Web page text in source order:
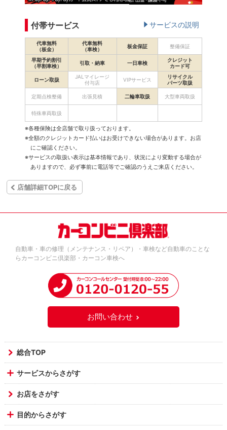
付帯サービス サービスの説明
代車無料
（板金）
代車無料
（車検）
板金保証 整備保証
早期予約割引
（早割車検）
引取・納車 一日車検
クレジット
カード可
ローン取扱
JALマイレージ
付与店
VIPサービス
リサイクル
パーツ取扱
定期点検整備 出張見積 二輪車取扱 大型車両取扱
特殊車両取扱
※各種保険は全店舗で取り扱っております。
※全額のクレジットカード払いはお受けできない場合があります。お店
にご確認ください。
※サービスの取扱い表示は基本情報であり、状況により変動する場合が
ありますので、必ず事前に電話等でご確認のうえご来店ください。
店舗詳細TOPに戻る
自動車・車の修理（メンテナンス・リペア）・車検など自動車のことな
らカーコンビニ倶楽部・カーコン車検へ
お問い合わせ
総合TOP
サービスからさがす
お店をさがす
目的からさがす